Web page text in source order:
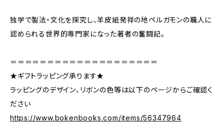
独学で製法・文化を探究し、羊皮紙発祥の地ペルガモンの職人に
認められる世界的専門家になった著者の奮闘記。
＝＝＝＝＝＝＝＝＝＝＝＝＝＝＝＝＝＝＝＝
★ギフトラッピング承ります★
ラッピングのデザイン、リボンの色等は以下のページからご確認く
ださい
https://www.bokenbooks.com/items/56347964